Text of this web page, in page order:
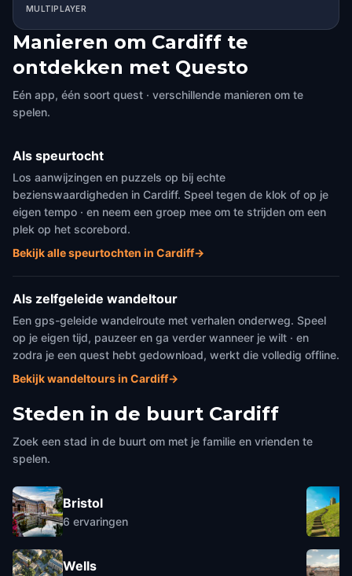
MULTIPLAYER
Manieren om Cardiff te
ontdekken met Questo
Eén app, één soort quest · verschillende manieren om te
spelen.
Als speurtocht
Los aanwijzingen en puzzels op bij echte
bezienswaardigheden in Cardiff. Speel tegen de klok of op je
eigen tempo · en neem een groep mee om te strijden om een
plek op het scorebord.
Bekijk alle speurtochten in Cardiff→
Als zelfgeleide wandeltour
Een gps-geleide wandelroute met verhalen onderweg. Speel
op je eigen tijd, pauzeer en ga verder wanneer je wilt · en
zodra je een quest hebt gedownload, werkt die volledig offline.
Bekijk wandeltours in Cardiff→
Steden in de buurt Cardiff
Zoek een stad in de buurt om met je familie en vrienden te
spelen.
Bristol
6 ervaringen
Wells